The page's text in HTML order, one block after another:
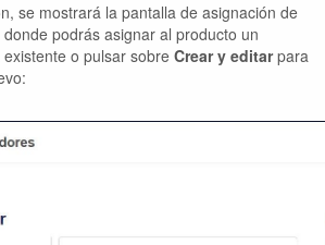
se mostrará la pantalla de asignación de
podrás asignar al producto un
o pulsar sobre Crear y editarpara